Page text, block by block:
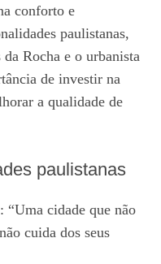
conforto e
paulistanas,
Rocha e o urbanista
de investir na
a qualidade de
paulistanas
“Uma cidade que não
cuida dos seus